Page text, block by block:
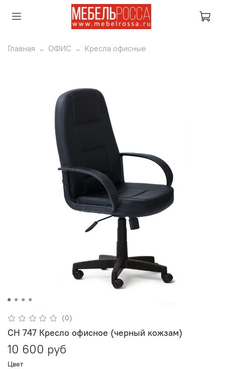
Главная ОФИС Кресла офисные
(0)
СH 747 Кресло офисное (черный кожзам)
10 600 руб
Цвет